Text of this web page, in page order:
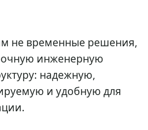
не временные решения,
инженерную
надежную,
и удобную для